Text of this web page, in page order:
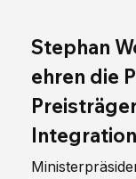
Stephan
ehren die